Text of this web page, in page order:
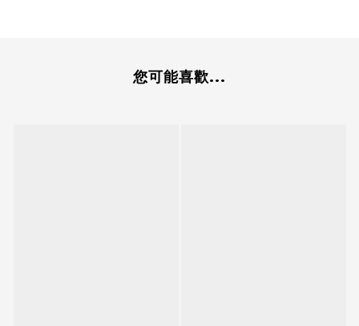
您可能喜歡...